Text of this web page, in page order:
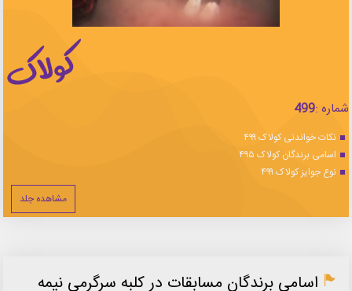
شماره :499
نکات خواندنی کولاک ۴۹۹
اسامی برندگان کولاک ۴۹۵
نوع جوایز کولاک ۴۹۹
مشاهده جلد
اسامی برندگان مسابقات در کلبه سرگرمی نیمه